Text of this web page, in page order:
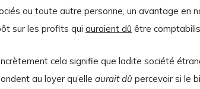
ou toute autre personne, un avantage
sur les profits qui auraient dû être
cela signifie que ladite société
au loyer qu’elle aurait dû percevoir si le